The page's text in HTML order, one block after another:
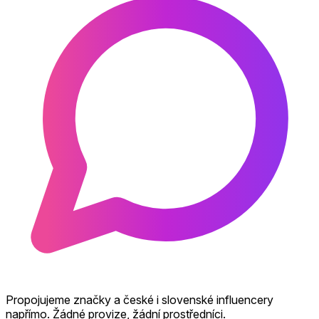
Propojujeme značky a české i slovenské influencery
napřímo. Žádné provize, žádní prostředníci.